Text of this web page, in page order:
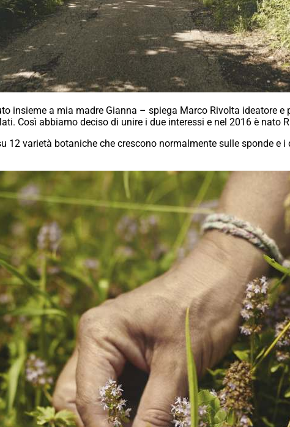
insieme a mia madre Gianna – spiega Marco Rivolta ideatore
Così abbiamo deciso di unire i due interessi e nel 2016 è nato
12 varietà botaniche che crescono normalmente sulle sponde e